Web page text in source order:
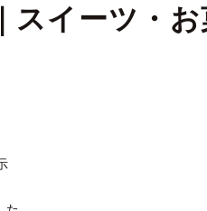
スイーツ・お